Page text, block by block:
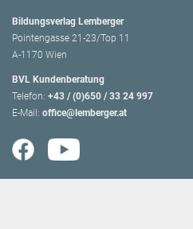
Bildungsverlag Lemberger
Pointengasse 21-23/Top 11
A-1170 Wien
BVL Kundenberatung
Telefon: +43 / (0)650 / 33 24 997
E-Mail: office@lemberger.at